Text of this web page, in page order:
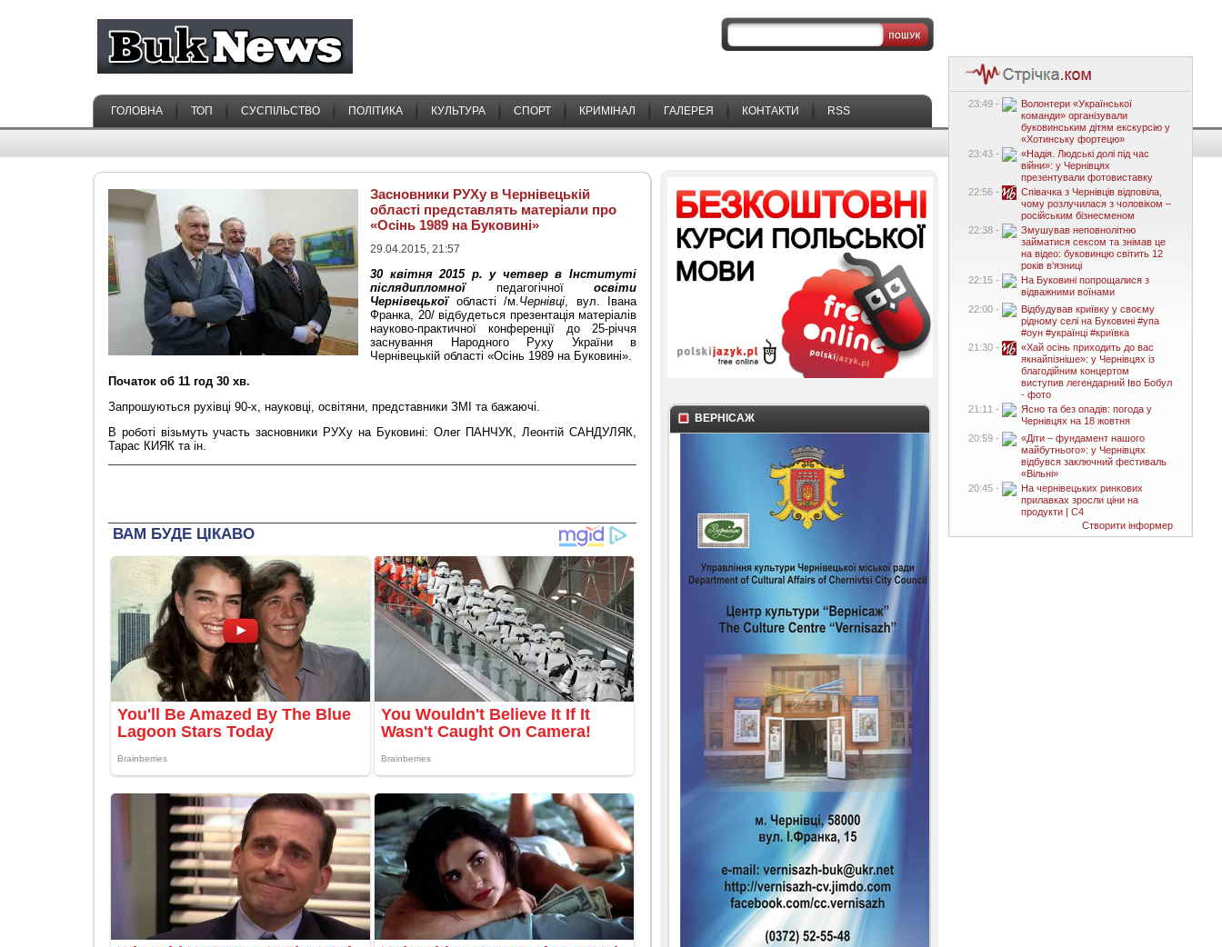
ГОЛОВНА ТОП СУСПІЛЬСТВО ПОЛІТИКА КУЛЬТУРА СПОРТ КРИМІНАЛ ГАЛЕРЕЯ КОНТАКТИ RSS
Засновники РУХу в Чернівецькій
області представлять матеріали про
«Осінь 1989 на Буковині»
29.04.2015, 21:57
30 квітня 2015 р. у четвер в Інституті
післядипломної
педагогічної освіти
Чернівецькоїобласті /м.Чернівці, вул. Івана
Франка, 20/ відбудеться презентація матеріалів
науково-практичної конференції до 25-річчя
заснування Народного Руху України в
Чернівецькій області «Осінь 1989 на Буковині».
Початок об 11 год 30 хв.
Запрошуються рухівці 90-х, науковці, освітяни, представники ЗМІ та бажаючі.
В роботі візьмуть участь засновники РУХу на Буковині: Олег ПАНЧУК, Леонтій САНДУЛЯК,
Тарас КИЯК та ін.
ВЕРНІСАЖ
23:49 -
Волонтери «Української
команди» організували
буковинським дітям екскурсію у
«Хотинську фортецю»
23:43 -
«Надія. Людські долі під час
війни»: у Чернівцях
презентували фотовиставку
22:56 -
Співачка з Чернівців відповіла,
чому розлучилася з чоловіком –
російським бізнесменом
22:38 -
Змушував неповнолітню
займатися сексом та знімав це
на відео: буковинцю світить 12
років в’язниці
22:15 -
На Буковині попрощалися з
відважними воїнами
22:00 -
Відбудував криївку у своєму
рідному селі на Буковині #упа
#оун #українці #криївка
21:30 -
«Хай осінь приходить до вас
якнайпізніше»: у Чернівцях із
благодійним концертом
виступив легендарний Іво Бобул
- фото
21:11 -
Ясно та без опадів: погода у
Чернівцях на 18 жовтня
20:59 -
«Діти – фундамент нашого
майбутнього»: у Чернівцях
відбувся заключний фестиваль
«Вільні»
20:45 -
На чернівецьких ринкових
прилавках зросли ціни на
продукти | C4
Створити інформер